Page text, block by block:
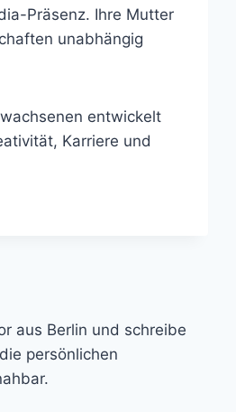
Präsenz. Ihre Mutter
unabhängig
entwickelt
Karriere und
aus Berlin und schreibe
persönlichen